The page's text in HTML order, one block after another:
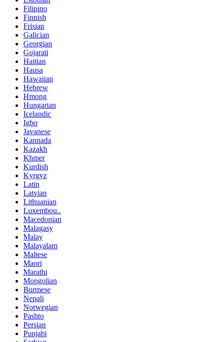
Filipino
Finnish
Frisian
Galician
Georgian
Gujarati
Haitian
Hausa
Hawaiian
Hebrew
Hmong
Hungarian
Icelandic
Igbo
Javanese
Kannada
Kazakh
Khmer
Kurdish
Kyrgyz
Latin
Latvian
Lithuanian
Luxembou..
Macedonian
Malagasy
Malay
Malayalam
Maltese
Maori
Marathi
Mongolian
Burmese
Nepali
Norwegian
Pashto
Persian
Punjabi